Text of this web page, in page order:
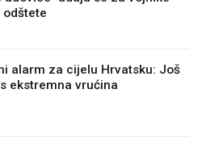
odštete
alarm za cijelu Hrvatsku: Još
ekstremna vrućina